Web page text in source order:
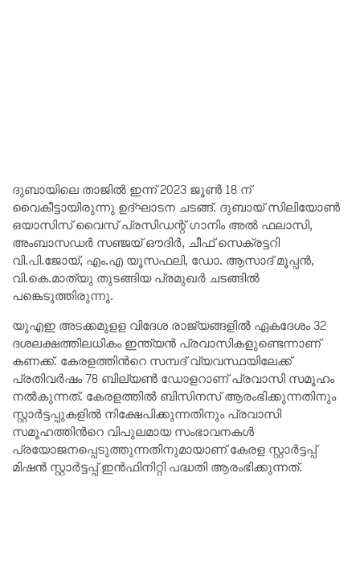
ദുബായിലെ താജിൽ ഇന്ന് 2023 ജൂൺ 18 ന്
വൈകീട്ടായിരുന്നു ഉദ്ഘാടന ചടങ്ങ്. ദുബായ് സിലിയോൺ
ഒയാസിസ് വൈസ് പ്രസിഡന്റ് ഗാനിം അൽ ഫലാസി,
അംബാസഡർ സഞ്ജയ് ഔദിർ, ചീഫ് സെക്രട്ടറി
വി.പി.ജോയ്, എം.എ യൂസഫലി, ഡോ. ആസാദ് മൂപ്പൻ,
വി.കെ.മാത്യു തുടങ്ങിയ പ്രമുഖർ ചടങ്ങിൽ
പങ്കെടുത്തിരുന്നു.
യുഎഇ അടക്കമുളള വിദേശ രാജ്യങ്ങളിൽ ഏകദേശം 32
ദശലക്ഷത്തിലധികം ഇന്ത്യൻ പ്രവാസികളുണ്ടെന്നാണ്
കണക്ക്. കേരളത്തിൻറെ സമ്പദ് വ്യവസ്ഥയിലേക്ക്
പ്രതിവർഷം 78 ബില്യൺ ഡോളറാണ് പ്രവാസി സമൂഹം
നൽകുന്നത്. കേരളത്തിൽ ബിസിനസ് ആരംഭിക്കുന്നതിനും
സ്റ്റാർട്ടപ്പുകളിൽ നിക്ഷേപിക്കുന്നതിനും പ്രവാസി
സമൂഹത്തിൻറെ വിപുലമായ സംഭാവനകൾ
പ്രയോജനപ്പെടുത്തുന്നതിനുമായാണ് കേരള സ്റ്റാർട്ടപ്പ്
മിഷൻ സ്റ്റാർട്ടപ്പ് ഇൻഫിനിറ്റി പദ്ധതി ആരംഭിക്കുന്നത്.